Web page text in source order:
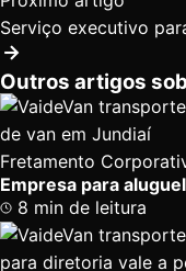
Serviço executivo
Outros artigos
Fretamento
Empresa para
8 min de leitura